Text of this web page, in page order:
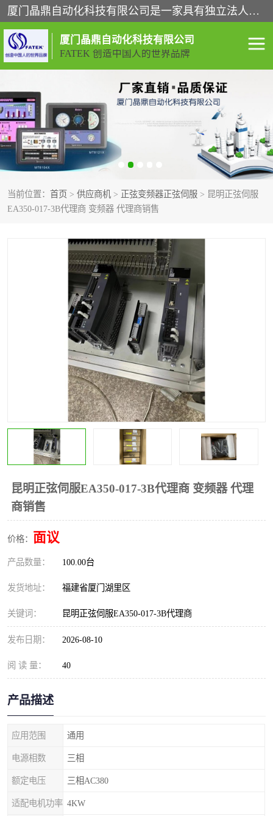
厦门晶鼎自动化科技有限公司是一家具有独立法人资格的高新技术企业；代理销售的产品有台湾威纶触摸屏，魏德米勒全系列，永宏触摸屏,威纶触摸屏,台湾威纶weinview触摸屏,台湾永宏PLC，FATEK,永宏伺服,图儿克总线，施耐德，欧姆龙，西门子，富士变频，K&N蓝系列， BUSSMANN，松下变频器，丹佛斯变频器等。
厦门晶鼎自动化科技有限公司
FATEK 创造中国人的世界品牌
当前位置： 首页 > 供应商机 > 正弦变频器正弦伺服 > 昆明正弦伺服
EA350-017-3B代理商 变频器 代理商销售
昆明正弦伺服EA350-017-3B代理商 变频器 代理
商销售
价格： 面议
产品数量： 100.00台
发货地址： 福建省厦门湖里区
关键词： 昆明正弦伺服EA350-017-3B代理商
发布日期： 2026-08-10
阅 读 量： 40
产品描述
应用范围 通用
电源相数 三相
额定电压 三相AC380
适配电机功率 4KW
闽台永宏PLC WEINVIEW闽台威纶触摸
正弦变频器正弦伺服 魏德米勒接线端子
ABB电流开关 魏德米勒电源
丹佛斯变频器 MOXA通讯模块
魏德米勒工具 西门子
其他
安士能开关
普洛菲斯触摸屏
魏德米勒继电器 施迈赛限位开关